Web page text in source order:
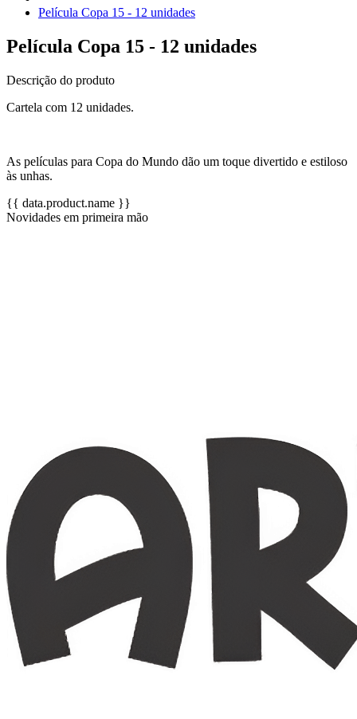
Película Copa 15 - 12 unidades
Película Copa 15 - 12 unidades
Descrição do produto
Cartela com 12 unidades.
As películas para Copa do Mundo dão um toque divertido e estiloso
às unhas.
{{ data.product.name }}
Novidades em primeira mão